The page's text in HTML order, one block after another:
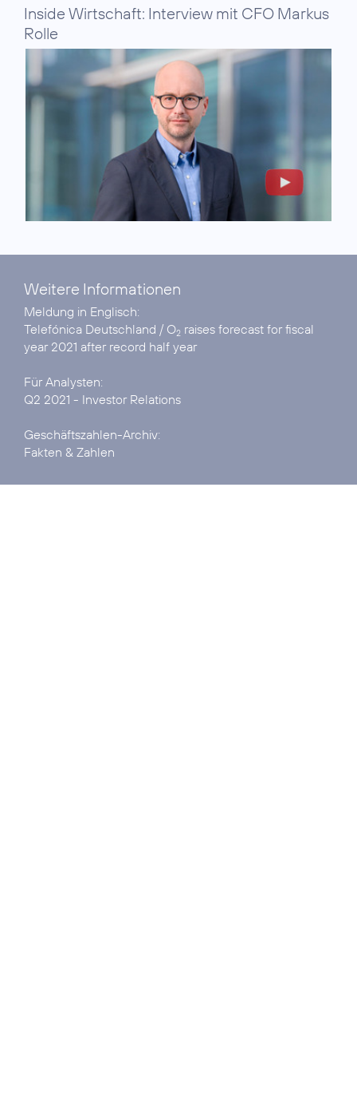
Inside Wirtschaft: Interview mit CFO Markus
Rolle
Weitere Informationen
Telefónica Deutschland / O2 raises forecast for fiscal
year 2021 after record half year
Q2 2021 - Investor Relations
Fakten & Zahlen